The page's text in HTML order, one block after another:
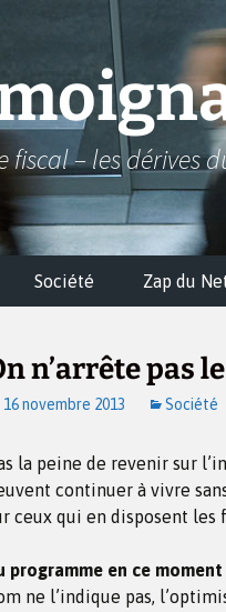
fiscal – les dérives
Société Zap du
n’arrête pas
16 novembre 2013 Société
la peine de revenir sur
continuer à vivre
ceux qui en disposent les
programme en ce
ne l’indique pas,